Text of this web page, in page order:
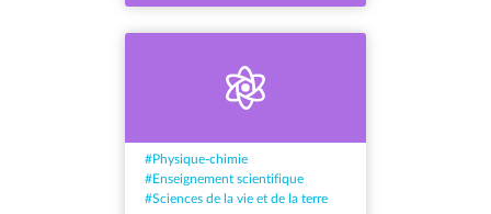
#Physique-chimie
#Enseignement scientifique
#Sciences de la vie et de la terre